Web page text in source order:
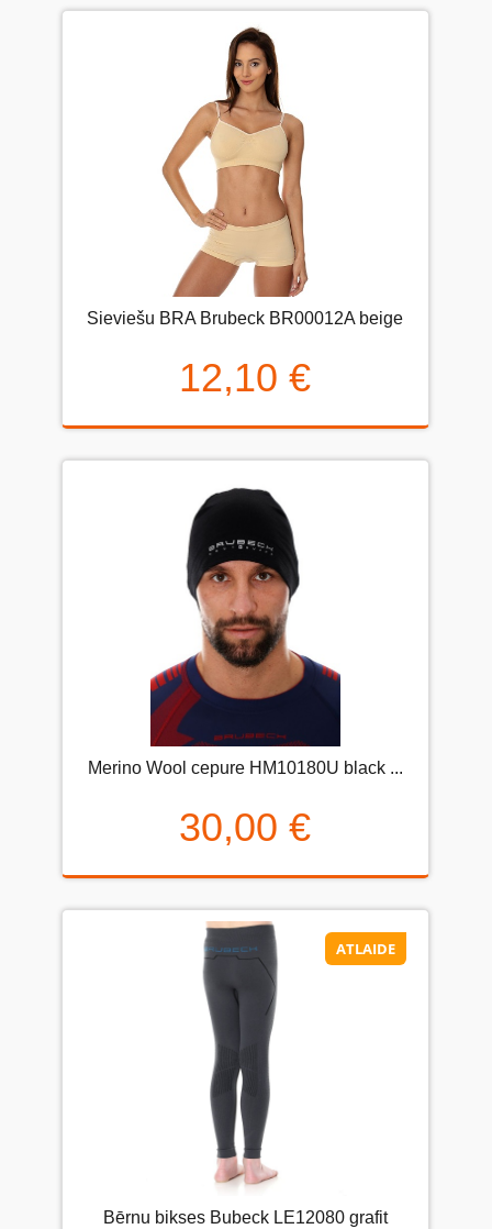
Sieviešu BRA Brubeck BR00012A beige
12,10 €
Merino Wool cepure HM10180U black ...
30,00 €
ATLAIDE
Bērnu bikses Bubeck LE12080 grafit